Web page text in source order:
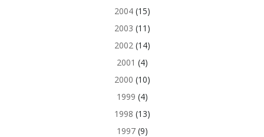
2004(15)
2003 (11)
2002 (14)
2001 (4)
2000 (10)
1999 (4)
1998 (13)
1997(9)